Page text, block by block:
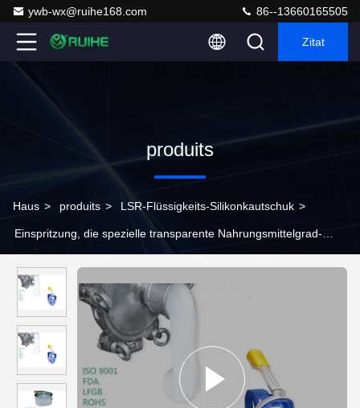
ywb-wx@ruihe168.com 86--13660165505
Zitat
produits
Haus > produits > LSR-Flüssigkeits-Silikonkautschuk >
Einspritzung, die spezielle transparente Nahrungsmittelgrad-